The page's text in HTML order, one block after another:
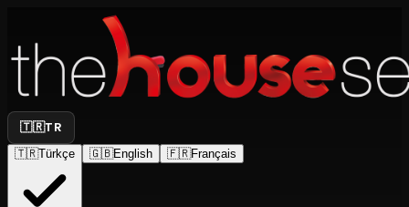
🇹🇷TR
🇹🇷Türkçe 🇬🇧English 🇫🇷Français